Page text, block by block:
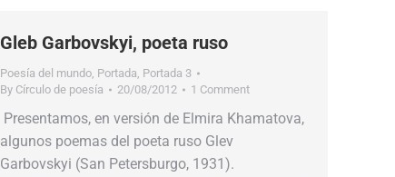
Gleb Garbovskyi, poeta ruso
Poesía del mundo, Portada, Portada 3
By Círculo de poesía 20/08/2012 1 Comment
Presentamos, en versión de Elmira Khamatova,
algunos poemas del poeta ruso Glev
Garbovskyi (San Petersburgo, 1931).